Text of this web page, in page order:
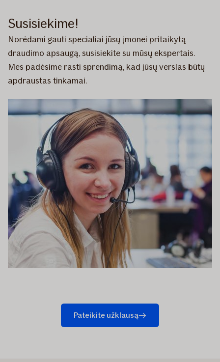
Susisiekime!
Norėdami gauti specialiai jūsų įmonei pritaikytą
draudimo apsaugą, susisiekite su mūsų ekspertais.
Mes padėsime rasti sprendimą, kad jūsų verslas būtų
apdraustas tinkamai.
Pateikite užklausą